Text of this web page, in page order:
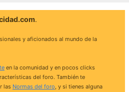
.
y aficionados al mundo de la
en la comunidad y en pocos clicks
del foro. También te
las Normas del foro, y si tienes alguna